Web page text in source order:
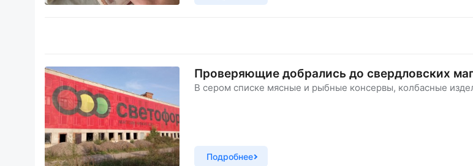
Проверяющие добрались до свердловских
В сером списке мясные и рыбные консервы, колбасные
Подробнее